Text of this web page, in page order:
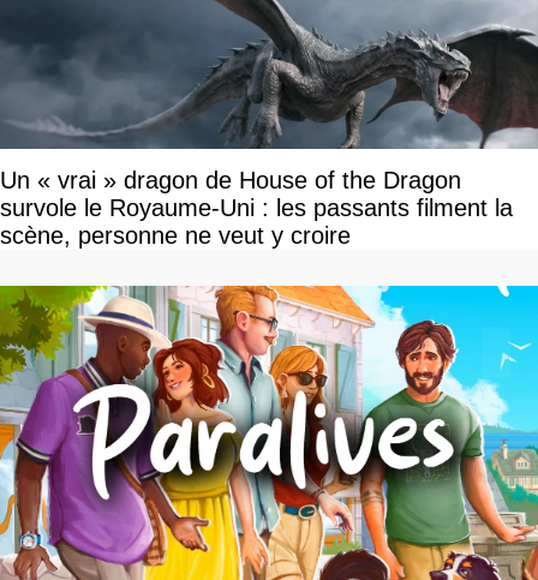
Un « vrai » dragon de House of the Dragon
survole le Royaume-Uni : les passants filment la
scène, personne ne veut y croire